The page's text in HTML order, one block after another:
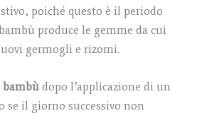
poiché questo è il periodo
produce le gemme da cui
germogli e rizomi.
bambù dopo l’applicazione di un
il giorno successivo non